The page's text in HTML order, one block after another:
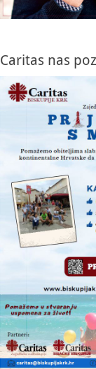
Caritas nas